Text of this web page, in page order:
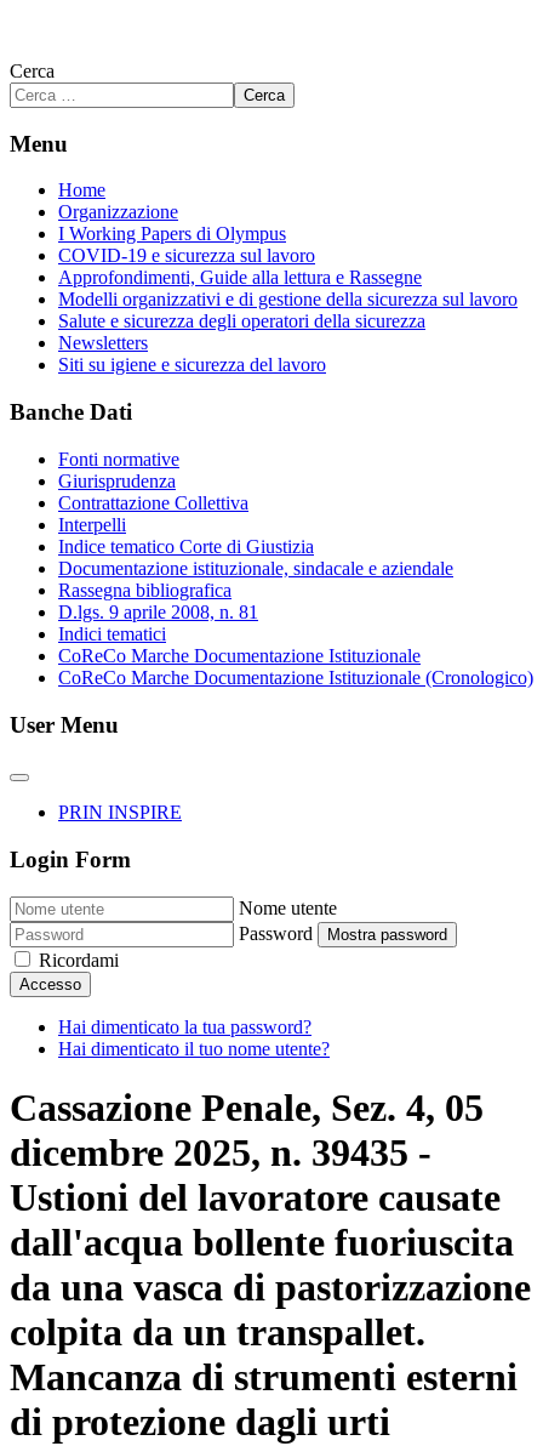
Cerca
Cerca
Menu
Home
Organizzazione
I Working Papers di Olympus
COVID-19 e sicurezza sul lavoro
Approfondimenti, Guide alla lettura e Rassegne
Modelli organizzativi e di gestione della sicurezza sul lavoro
Salute e sicurezza degli operatori della sicurezza
Newsletters
Siti su igiene e sicurezza del lavoro
Banche Dati
Fonti normative
Giurisprudenza
Contrattazione Collettiva
Interpelli
Indice tematico Corte di Giustizia
Documentazione istituzionale, sindacale e aziendale
Rassegna bibliografica
D.lgs. 9 aprile 2008, n. 81
Indici tematici
CoReCo Marche Documentazione Istituzionale
CoReCo Marche Documentazione Istituzionale (Cronologico)
User Menu
PRIN INSPIRE
Login Form
Nome utente
Password
Mostra password
Ricordami
Accesso
Hai dimenticato la tua password?
Hai dimenticato il tuo nome utente?
Cassazione Penale, Sez. 4, 05
dicembre 2025, n. 39435 -
Ustioni del lavoratore causate
dall'acqua bollente fuoriuscita
da una vasca di pastorizzazione
colpita da un transpallet.
Mancanza di strumenti esterni
di protezione dagli urti